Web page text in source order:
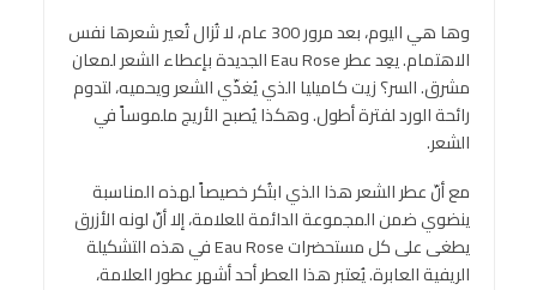
وها هي اليوم، بعد مرور 300 عام، لا تُزال تُعير شعرها نفس
الاهتمام. يعِد عطر Eau Rose الجديدة بإعطاء الشعر لمعان
مشرق. السر؟ زيت كاميليا الذي يُغذّي الشعر ويحميه، لتدوم
رائحة الورد لفترة أطول. وهكذا يُصبح الأريج ملموساً في
الشعر.
مع أنّ عطر الشعر هذا الذي ابتُكر خصيصاً لهذه المناسبة
ينضوي ضمن المجموعة الدائمة للعلامة، إلا أنّ لونه الأزرق
يطغى على كل مستحضرات Eau Rose في هذه التشكيلة
الريفية العابرة. يُعتبر هذا العطر أحد أشهر عطور العلامة،